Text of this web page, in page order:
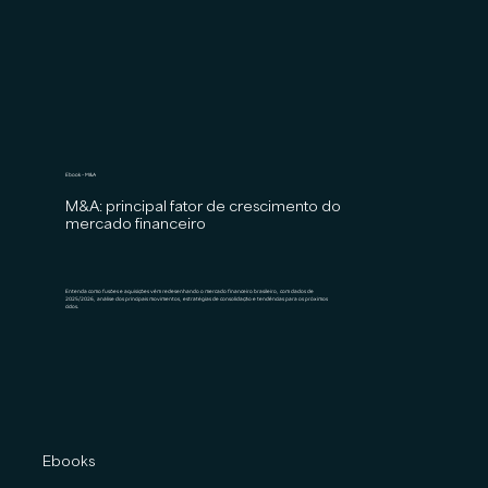
Ebook - M&A
M&A: principal fator de crescimento do
mercado financeiro
Entenda como fusões e aquisições vêm redesenhando o mercado financeiro brasileiro, com dados de
2025/2026, análise dos principais movimentos, estratégias de consolidação e tendências para os próximos
ciclos.
Ebooks